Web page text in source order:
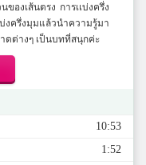
องเส้นตรง การเเบ่งครึ่ง
ครึ่งมุมแล้วนำความรู้มา
ดต่างๆ เป็นบทที่สนุกค่ะ
10:53
1:52